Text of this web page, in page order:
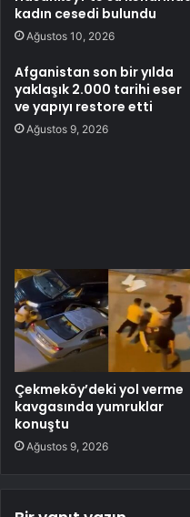
kadın cesedi bulundu
Ağustos 10, 2026
Afganistan son bir yılda
yaklaşık 2.000 tarihi eser
ve yapıyı restore etti
Ağustos 9, 2026
Çekmeköy’deki yol verme
kavgasında yumruklar
konuştu
Ağustos 9, 2026